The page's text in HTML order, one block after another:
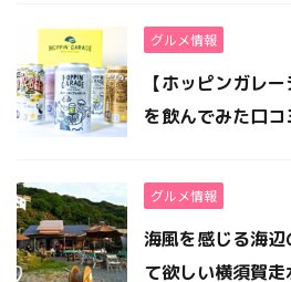
グルメ情報
【ホッピンガレ
を飲んでみた口
グルメ情報
海風を感じる海
て欲しい横須賀